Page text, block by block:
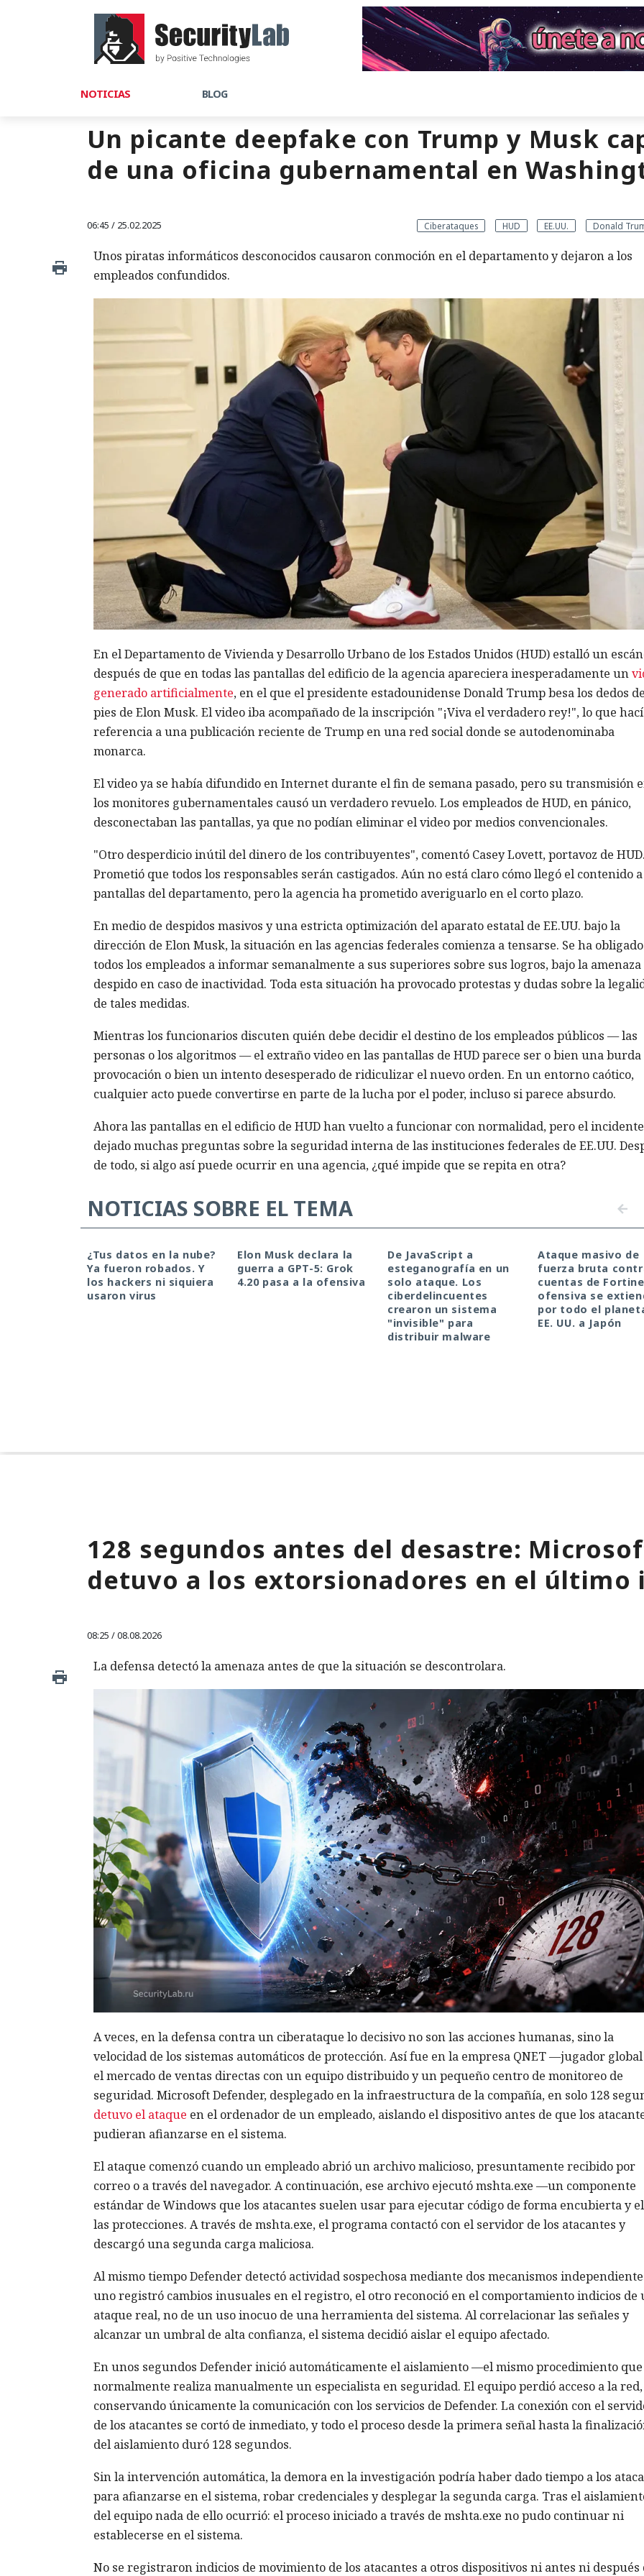
NOTICIAS BLOG
Un picante deepfake con Trump y Musk
de una oficina gubernamental en
06:45 / 25.02.2025 Ciberataques HUD EE.UU. Donald
Unos piratas informáticos desconocidos causaron conmoción en el departamento y dejaron a los
empleados confundidos.
En el Departamento de Vivienda y Desarrollo Urbano de los Estados Unidos (HUD) estalló un
después de que en todas las pantallas del edificio de la agencia apareciera inesperadamente un
generado artificialmente, en el que el presidente estadounidense Donald Trump besa los dedos
pies de Elon Musk. El video iba acompañado de la inscripción "¡Viva el verdadero rey!", lo que
referencia a una publicación reciente de Trump en una red social donde se autodenominaba
monarca.
El video ya se había difundido en Internet durante el fin de semana pasado, pero su transmisión
los monitores gubernamentales causó un verdadero revuelo. Los empleados de HUD, en pánico,
desconectaban las pantallas, ya que no podían eliminar el video por medios convencionales.
"Otro desperdicio inútil del dinero de los contribuyentes", comentó Casey Lovett, portavoz de HUD.
Prometió que todos los responsables serán castigados. Aún no está claro cómo llegó el contenido
pantallas del departamento, pero la agencia ha prometido averiguarlo en el corto plazo.
En medio de despidos masivos y una estricta optimización del aparato estatal de EE.UU. bajo la
dirección de Elon Musk, la situación en las agencias federales comienza a tensarse. Se ha
todos los empleados a informar semanalmente a sus superiores sobre sus logros, bajo la amenaza
despido en caso de inactividad. Toda esta situación ha provocado protestas y dudas sobre la
de tales medidas.
Mientras los funcionarios discuten quién debe decidir el destino de los empleados públicos — las
personas o los algoritmos — el extraño video en las pantallas de HUD parece ser o bien una burda
provocación o bien un intento desesperado de ridiculizar el nuevo orden. En un entorno caótico,
cualquier acto puede convertirse en parte de la lucha por el poder, incluso si parece absurdo.
Ahora las pantallas en el edificio de HUD han vuelto a funcionar con normalidad, pero el
dejado muchas preguntas sobre la seguridad interna de las instituciones federales de EE.UU.
de todo, si algo así puede ocurrir en una agencia, ¿qué impide que se repita en otra?
NOTICIAS SOBRE EL TEMA
¿Tus datos en la nube?
Ya fueron robados. Y
los hackers ni siquiera
usaron virus
Elon Musk declara la
guerra a GPT-5: Grok
4.20 pasa a la ofensiva
De JavaScript a
esteganografía en un
solo ataque. Los
ciberdelincuentes
crearon un sistema
"invisible" para
distribuir malware
Ataque masivo de
fuerza bruta
cuentas de
ofensiva se
por todo el
EE. UU. a Japón
128 segundos antes del desastre:
detuvo a los extorsionadores en el último
08:25 / 08.08.2026
La defensa detectó la amenaza antes de que la situación se descontrolara.
A veces, en la defensa contra un ciberataque lo decisivo no son las acciones humanas, sino la
velocidad de los sistemas automáticos de protección. Así fue en la empresa QNET —jugador
el mercado de ventas directas con un equipo distribuido y un pequeño centro de monitoreo de
seguridad. Microsoft Defender, desplegado en la infraestructura de la compañía, en solo 128
detuvo el ataque en el ordenador de un empleado, aislando el dispositivo antes de que los
pudieran afianzarse en el sistema.
El ataque comenzó cuando un empleado abrió un archivo malicioso, presuntamente recibido por
correo o a través del navegador. A continuación, ese archivo ejecutó mshta.exe —un componente
estándar de Windows que los atacantes suelen usar para ejecutar código de forma encubierta y
las protecciones. A través de mshta.exe, el programa contactó con el servidor de los atacantes y
descargó una segunda carga maliciosa.
Al mismo tiempo Defender detectó actividad sospechosa mediante dos mecanismos
uno registró cambios inusuales en el registro, el otro reconoció en el comportamiento indicios de
ataque real, no de un uso inocuo de una herramienta del sistema. Al correlacionar las señales y
alcanzar un umbral de alta confianza, el sistema decidió aislar el equipo afectado.
En unos segundos Defender inició automáticamente el aislamiento —el mismo procedimiento que
normalmente realiza manualmente un especialista en seguridad. El equipo perdió acceso a la red,
conservando únicamente la comunicación con los servicios de Defender. La conexión con el
de los atacantes se cortó de inmediato, y todo el proceso desde la primera señal hasta la
del aislamiento duró 128 segundos.
Sin la intervención automática, la demora en la investigación podría haber dado tiempo a los
para afianzarse en el sistema, robar credenciales y desplegar la segunda carga. Tras el
del equipo nada de ello ocurrió: el proceso iniciado a través de mshta.exe no pudo continuar ni
establecerse en el sistema.
No se registraron indicios de movimiento de los atacantes a otros dispositivos ni antes ni después